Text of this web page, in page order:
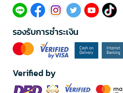
รองรับการชำระเงิน
Verified by